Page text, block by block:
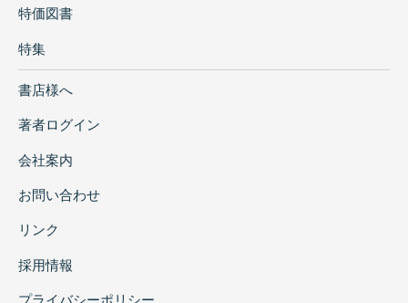
特価図書
特集
書店様へ
著者ログイン
会社案内
お問い合わせ
リンク
採用情報
プライバシーポリシー